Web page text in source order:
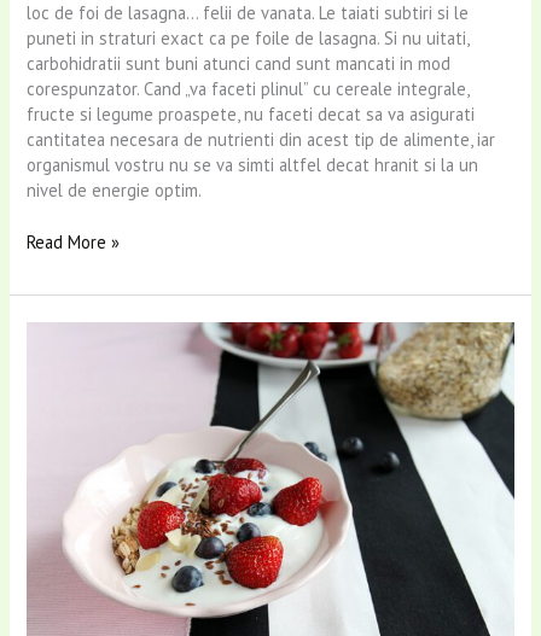
loc de foi de lasagna… felii de vanata. Le taiati subtiri si le
puneti in straturi exact ca pe foile de lasagna. Si nu uitati,
carbohidratii sunt buni atunci cand sunt mancati in mod
corespunzator. Cand „va faceti plinul” cu cereale integrale,
fructe si legume proaspete, nu faceti decat sa va asigurati
cantitatea necesara de nutrienti din acest tip de alimente, iar
organismul vostru nu se va simti altfel decat hranit si la un
nivel de energie optim.
Read More »